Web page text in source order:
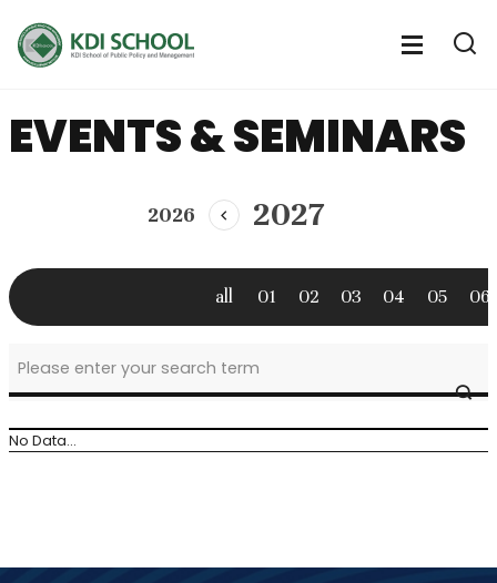
열
전
뉴
열
체
뉴
EVENTS & SEMINARS
2026
이
년
도
2027
all 01 02 03 04 05 06
news
&
event
Seminars
No Data...